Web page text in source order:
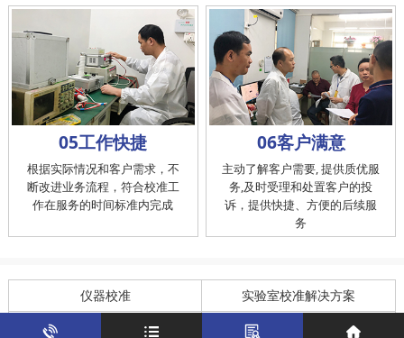
05工作快捷
根据实际情况和客户需求，不
断改进业务流程，符合校准工
作在服务的时间标准内完成
06客户满意
主动了解客户需要, 提供质优服
务,及时受理和处置客户的投
诉，提供快捷、方便的后续服
务
仪器校准 实验室校准解决方案
制造仪器校准解决方案 计量校准实验室